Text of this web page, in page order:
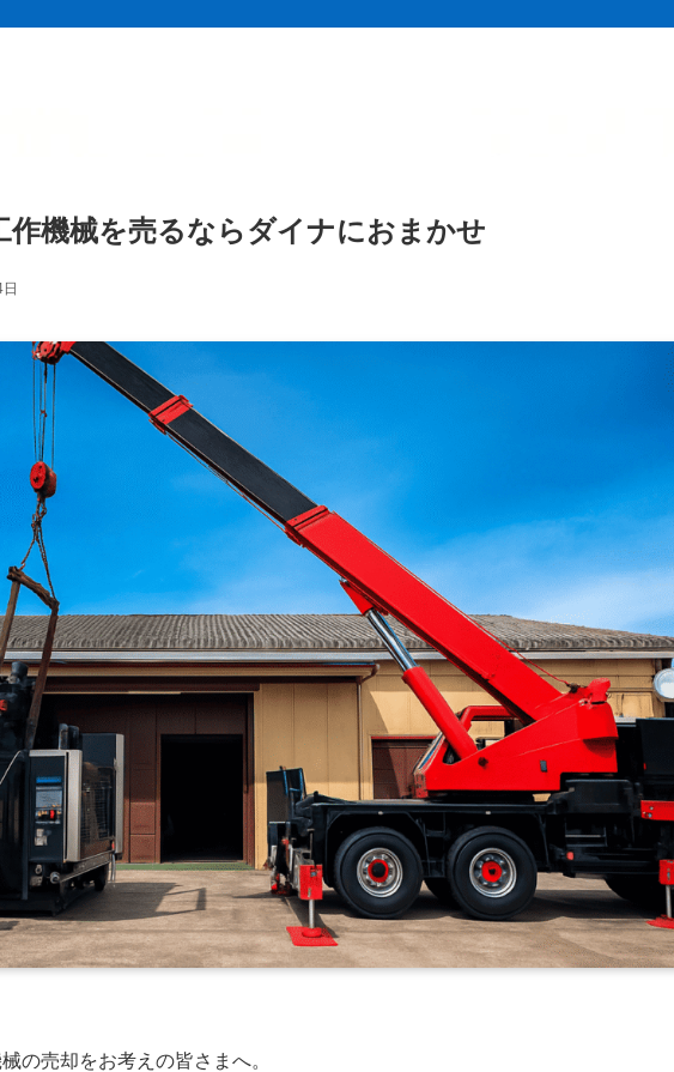
作機械を売るならダイナにおまかせ
の売却をお考えの皆さまへ。